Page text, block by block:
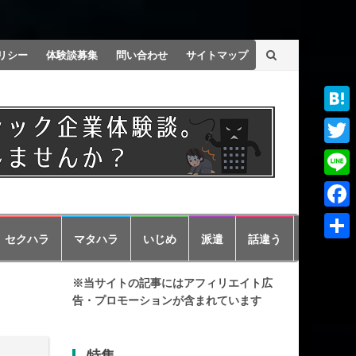
シー 体験談募集 問い合わせ サイトマップ
セクハラ マタハラ いじめ 派遣 話違う
※当サイトの記事にはアフィリエイト広
告・プロモーションが含まれています
Line